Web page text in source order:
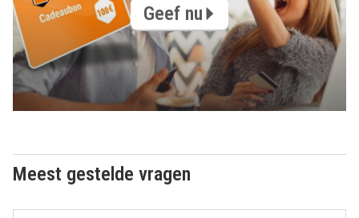
Geef nu
Meest gestelde vragen